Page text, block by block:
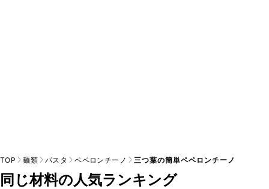
TOP 麺類 パスタ ペペロンチーノ 三つ葉の簡単ペペロンチーノ
同じ材料の人気ランキング